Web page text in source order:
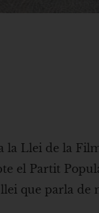
Llei de la
el Partit
que parla